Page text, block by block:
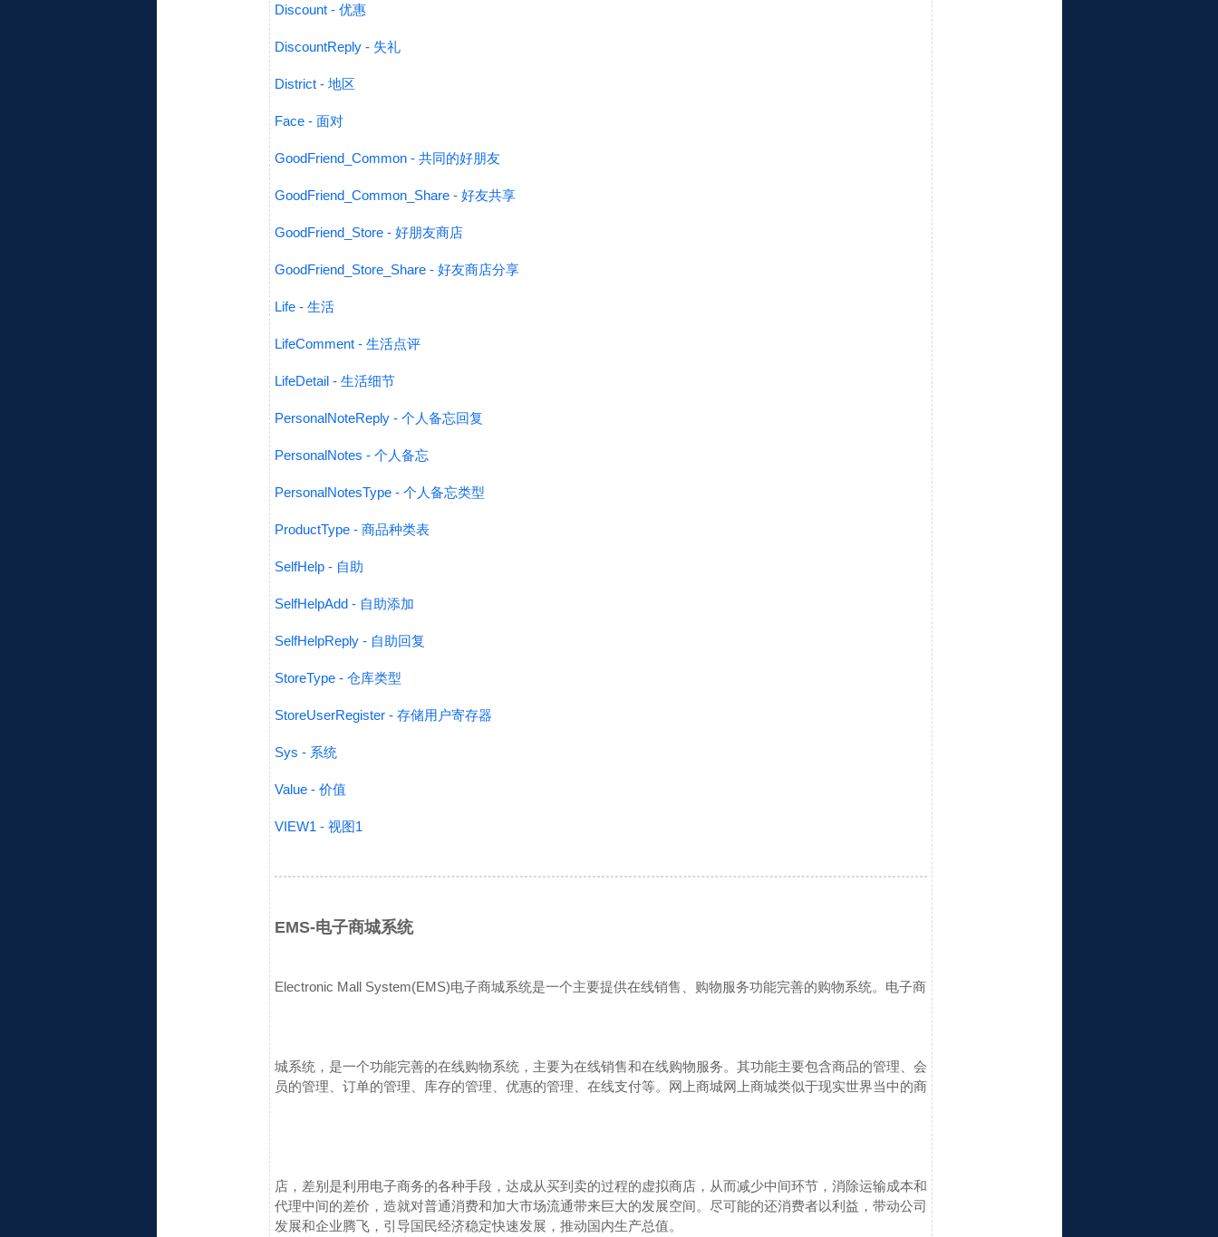
Discount - 优惠
DiscountReply - 失礼
District - 地区
Face - 面对
GoodFriend_Common - 共同的好朋友
GoodFriend_Common_Share - 好友共享
GoodFriend_Store - 好朋友商店
GoodFriend_Store_Share - 好友商店分享
Life - 生活
LifeComment - 生活点评
LifeDetail - 生活细节
PersonalNoteReply - 个人备忘回复
PersonalNotes - 个人备忘
PersonalNotesType - 个人备忘类型
ProductType - 商品种类表
SelfHelp - 自助
SelfHelpAdd - 自助添加
SelfHelpReply - 自助回复
StoreType - 仓库类型
StoreUserRegister - 存储用户寄存器
Sys - 系统
Value - 价值
VIEW1 - 视图1
EMS-电子商城系统
Electronic Mall System(EMS)电子商城系统是一个主要提供在线销售、购物服务功能完善的购物系统。 电子商
城系统，是一个功能完善的在线购物系统，主要为在线销售和在线购物服务。其功能主要包含商品的管理、会
员的管理、订单的管理、库存的管理、优惠的管理、在线支付等。 网上商城网上商城类似于现实世界当中的商
店，差别是利用电子商务的各种手段，达成从买到卖的过程的虚拟商店，从而减少中间环节，消除运输成本和
代理中间的差价，造就对普通消费和加大市场流通带来巨大的发展空间。尽可能的还消费者以利益，带动公司
发展和企业腾飞，引导国民经济稳定快速发展，推动国内生产总值。